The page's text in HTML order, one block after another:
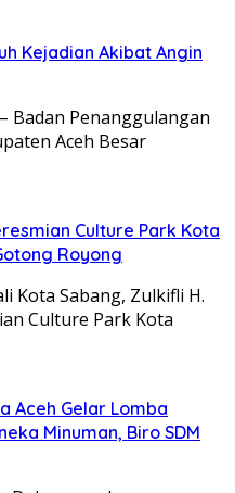
Kejadian Akibat Angin
Badan Penanggulangan
Aceh Besar
Culture Park Kota
Royong
Kota Sabang, Zulkifli H.
Culture Park Kota
Aceh Gelar Lomba
Minuman, Biro SDM